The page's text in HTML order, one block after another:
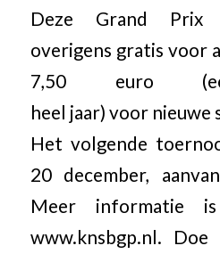
Deze Grand Prix
overigens gratis voor
7,50 euro
heel jaar) voor nieuwe
Het volgende
20 december,
Meer informatie
www.knsbgp.nl.